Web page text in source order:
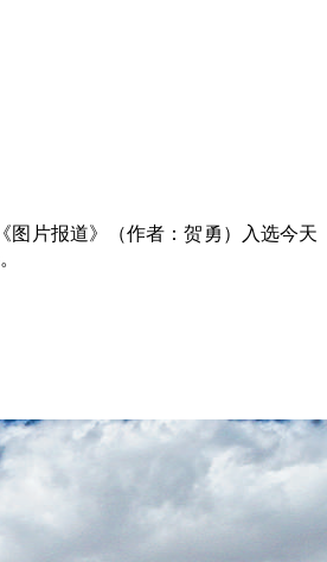
图片报道》（作者：贺勇 ）入选今天